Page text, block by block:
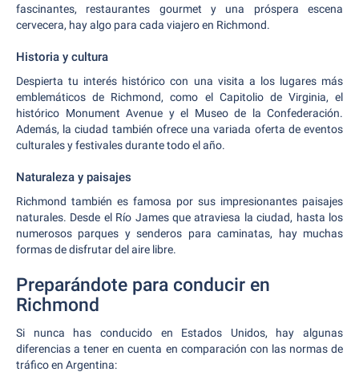
fascinantes, restaurantes gourmet y una próspera escena
cervecera, hay algo para cada viajero en Richmond.
Historia y cultura
Despierta tu interés histórico con una visita a los lugares más
emblemáticos de Richmond, como el Capitolio de Virginia, el
histórico Monument Avenue y el Museo de la Confederación.
Además, la ciudad también ofrece una variada oferta de eventos
culturales y festivales durante todo el año.
Naturaleza y paisajes
Richmond también es famosa por sus impresionantes paisajes
naturales. Desde el Río James que atraviesa la ciudad, hasta los
numerosos parques y senderos para caminatas, hay muchas
formas de disfrutar del aire libre.
Preparándote para conducir en
Richmond
Si nunca has conducido en Estados Unidos, hay algunas
diferencias a tener en cuenta en comparación con las normas de
tráfico en Argentina: